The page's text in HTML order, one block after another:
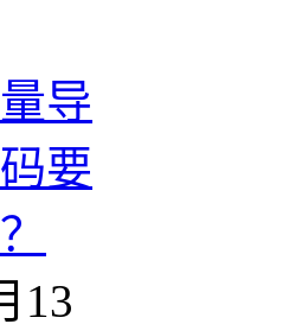
导
要
13